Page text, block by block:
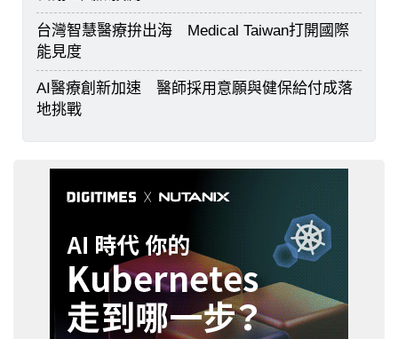
台灣智慧醫療拚出海 Medical Taiwan打開國際
能見度
AI醫療創新加速 醫師採用意願與健保給付成落
地挑戰